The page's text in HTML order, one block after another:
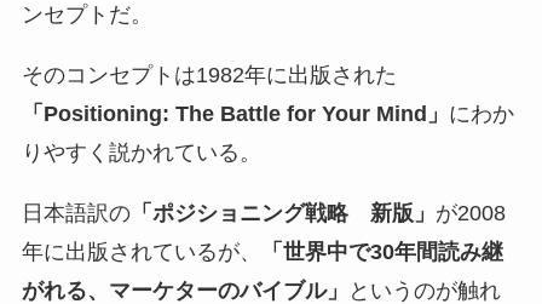
ンセプトだ。
そのコンセプトは1982年に出版された
「Positioning: The Battle for Your Mind」 にわか
りやすく説かれている。
日本語訳の「ポジショニング戦略 新版」 が2008
年に出版されているが、
「世界中で30年間読み継
がれる、マーケターのバイブル」
というのが触れ